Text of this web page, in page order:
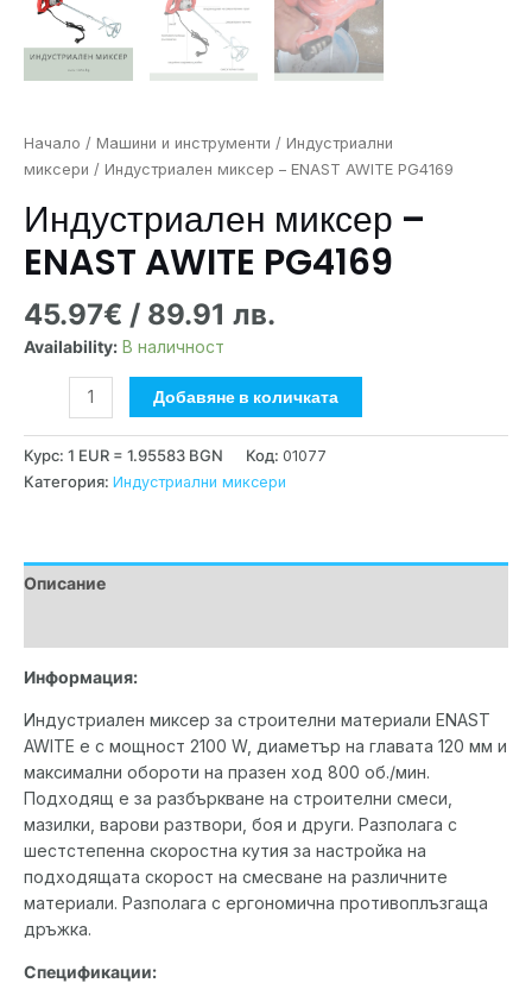
Начало / Машини и инструменти / Индустриални
миксери / Индустриален миксер – ENAST AWITE PG4169
Индустриален миксер –
ENAST AWITE PG4169
45.97€ / 89.91 лв.
Availability: В наличност
Добавяне в количката
Курс: 1 EUR = 1.95583 BGN Код: 01077
Категория: Индустриални миксери
Описание
Информация:
Индустриален миксер за строителни материали ENAST
AWITE е с мощност 2100 W, диаметър на главата 120 мм и
максимални обороти на празен ход 800 об./мин.
Подходящ е за разбъркване на строителни смеси,
мазилки, варови разтвори, боя и други. Разполага с
шестстепенна скоростна кутия за настройка на
подходящата скорост на смесване на различните
материали. Разполага с ергономична противоплъзгаща
дръжка.
Спецификации: